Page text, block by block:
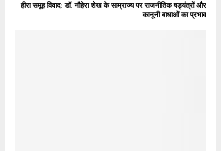
हीरा समूह विवाद: डॉ. नौहेरा शेख के साम्राज्य पर राजनीतिक षड्यंत्रों और
कानूनी बाधाओं का प्रभाव